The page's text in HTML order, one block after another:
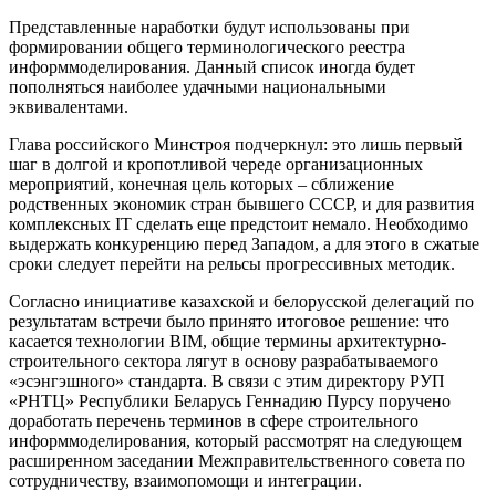
Представленные наработки будут использованы при
формировании общего терминологического реестра
информмоделирования. Данный список иногда будет
пополняться наиболее удачными национальными
эквивалентами.
Глава российского Минстроя подчеркнул: это лишь первый
шаг в долгой и кропотливой череде организационных
мероприятий, конечная цель которых – сближение
родственных экономик стран бывшего СССР, и для развития
комплексных IT сделать еще предстоит немало. Необходимо
выдержать конкуренцию перед Западом, а для этого в сжатые
сроки следует перейти на рельсы прогрессивных методик.
Согласно инициативе казахской и белорусской делегаций по
результатам встречи было принято итоговое решение: что
касается технологии BIM, общие термины архитектурно-
строительного сектора лягут в основу разрабатываемого
«эсэнгэшного» стандарта. В связи с этим директору РУП
«РНТЦ» Республики Беларусь Геннадию Пурсу поручено
доработать перечень терминов в сфере строительного
информмоделирования, который рассмотрят на следующем
расширенном заседании Межправительственного совета по
сотрудничеству, взаимопомощи и интеграции.